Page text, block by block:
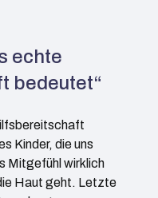
echte
bedeutet“
Kinder, die uns
Mitgefühl wirklich
Haut geht. Letzte